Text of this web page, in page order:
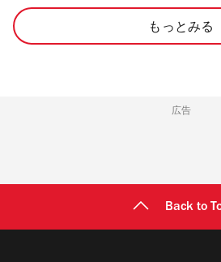
もっとみる
広告
Back to